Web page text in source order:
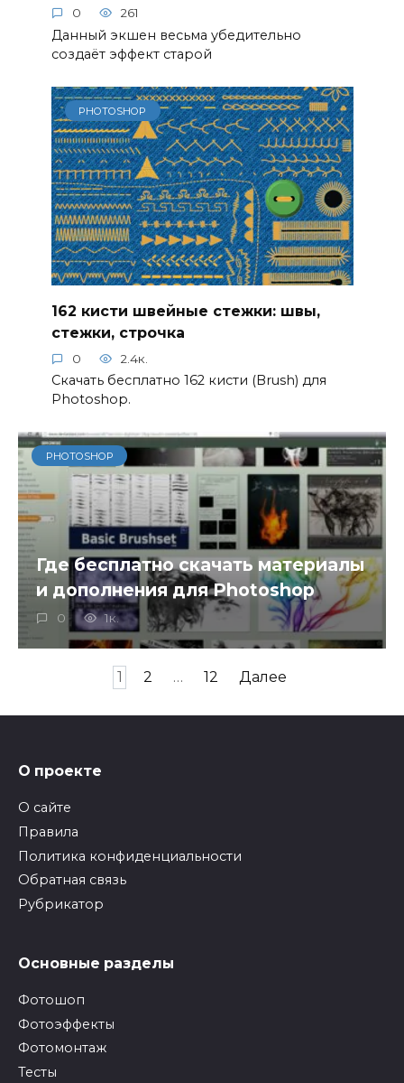
0 261
Данный экшен весьма убедительно
создаёт эффект старой
PHOTOSHOP
162 кисти швейные стежки: швы,
стежки, строчка
0 2.4к.
Скачать бесплатно 162 кисти (Brush) для
Photoshop.
PHOTOSHOP
Где бесплатно скачать материалы
и дополнения для Photoshop
0 1к.
1 2 … 12 Далее
О проекте
О сайте
Правила
Политика конфиденциальности
Обратная связь
Рубрикатор
Основные разделы
Фотошоп
Фотоэффекты
Фотомонтаж
Тесты